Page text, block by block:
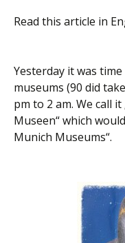
Read this article in
Yesterday it was
museums (90 did
pm to 2 am. We call
Museen“ which
Munich Museums“.